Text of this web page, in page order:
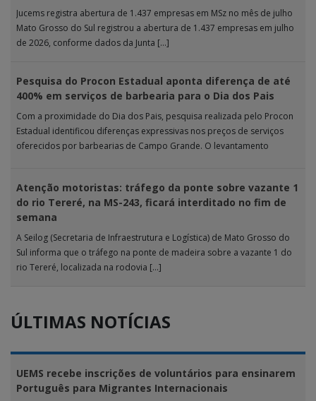
Jucems registra abertura de 1.437 empresas em MSz no mês de julho
Mato Grosso do Sul registrou a abertura de 1.437 empresas em julho
de 2026, conforme dados da Junta […]
Pesquisa do Procon Estadual aponta diferença de até
400% em serviços de barbearia para o Dia dos Pais
Com a proximidade do Dia dos Pais, pesquisa realizada pelo Procon
Estadual identificou diferenças expressivas nos preços de serviços
oferecidos por barbearias de Campo Grande. O levantamento
Atenção motoristas: tráfego da ponte sobre vazante 1
do rio Tereré, na MS-243, ficará interditado no fim de
semana
A Seilog (Secretaria de Infraestrutura e Logística) de Mato Grosso do
Sul informa que o tráfego na ponte de madeira sobre a vazante 1 do
rio Tereré, localizada na rodovia […]
ÚLTIMAS NOTÍCIAS
UEMS recebe inscrições de voluntários para ensinarem
Português para Migrantes Internacionais